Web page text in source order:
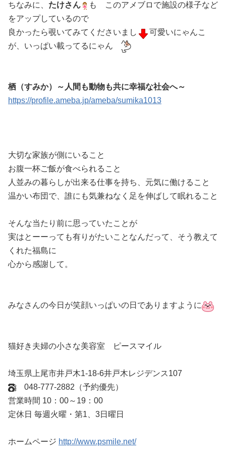
ちなみに、 たけさん
も このアメブロで施設の様子など
をアップしているので
良かったら覗いてみてくださいまし
可愛いにゃんこ
が、いっぱい載ってるにゃん
栖（すみか）～人間も動物も共に幸福な社会へ～
https://profile.ameba.jp/ameba/sumika1013
大切な家族が側にいること
お腹一杯ご飯が食べられること
人並みの暮らしが出来る仕事を持ち、元気に働けること
温かい布団で、誰にも気兼ねなく足を伸ばして眠れること
そんな当たり前に思っていたことが
実はとーーっても有りがたいことなんだって、そう教えて
くれた福島に
心から感謝して。
みなさんの今日が笑顔いっぱいの日でありますように
猫好き夫婦の小さな美容室 ピースマイル
埼玉県上尾市井戸木1-18-6井戸木レジデンス107
048-777-2882（予約優先）
営業時間 10：00～19：00
定休日 毎週火曜・第1、3日曜日
ホームページ http://www.psmile.net/